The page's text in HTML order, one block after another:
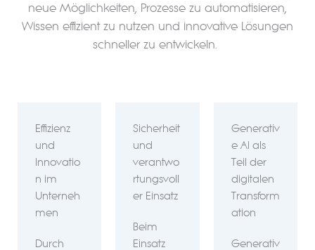
neue Möglichkeiten, Prozesse zu automatisieren,
Wissen effizient zu nutzen und innovative Lösungen
schneller zu entwickeln.
Effizienz
und
Innovatio
n im
Unterneh
men
Durch
Sicherheit
und
verantwo
rtungsvoll
er Einsatz
Beim
Einsatz
Generativ
e AI als
Teil der
digitalen
Transform
ation
Generativ